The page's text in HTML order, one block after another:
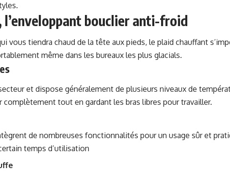
bouclier anti-froid
vous tiendra chaud de la tête aux pieds, le plaid chauffant
même dans les bureaux les plus glacials.
et dispose généralement de plusieurs niveaux de
tout en gardant les bras libres pour travailler.
de nombreuses fonctionnalités pour un usage sûr et
temps d’utilisation